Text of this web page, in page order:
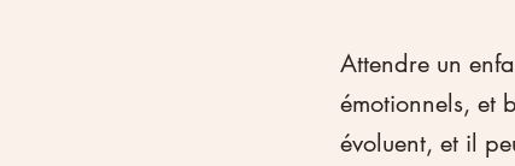
Attendre un
émotionnels, et
évoluent, et il